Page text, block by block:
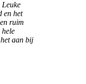
Leuke
en het
ruim
aan bij